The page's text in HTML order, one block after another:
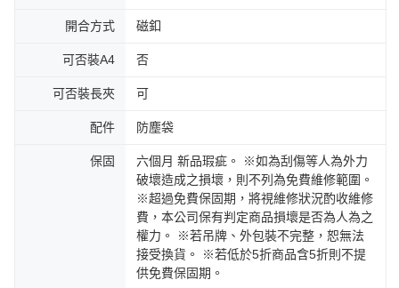
開合方式 磁釦
可否裝A4 否
可否裝長夾 可
配件 防塵袋
保固
六個月 新品瑕疵。 ※如為刮傷等人為外力
破壞造成之損壞，則不列為免費維修範圍。
※超過免費保固期，將視維修狀況酌收維修
費，本公司保有判定商品損壞是否為人為之
權力。 ※若吊牌、外包裝不完整，恕無法
接受換貨。 ※若低於5折商品含5折則不提
供免費保固期。